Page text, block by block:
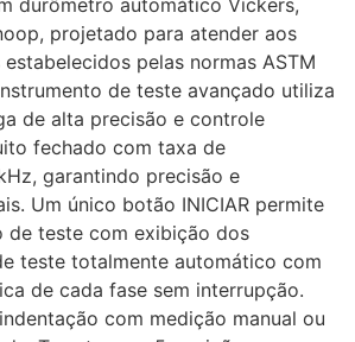
durômetro automático Vickers,
projetado para atender aos
pelas normas ASTM
de teste avançado utiliza
de alta precisão e controle
fechado com taxa de
garantindo precisão e
Um único botão INICIAR permite
de teste com exibição dos
teste totalmente automático com
de cada fase sem interrupção.
com medição manual ou